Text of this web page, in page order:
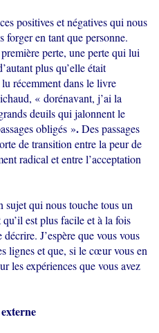
positives et négatives qui nous
forger en tant que personne.
perte, une perte qui lui
plus qu’elle était
récemment dans le livre
« dorénavant, j’ai la
deuils qui jalonnent le
obligés ».Des passages
de transition entre la peur de
radical et entre l’acceptation
sujet qui nous touche tous un
est plus facile et à la fois
J’espère que vous vous
lignes et que, si le cœur vous en
les expériences que vous avez